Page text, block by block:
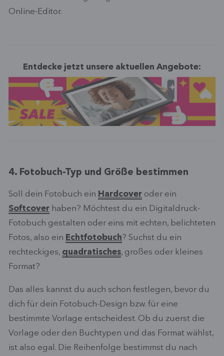
Online-Editor.
Entdecke jetzt unsere aktuellen Angebote:
4. Fotobuch-Typ und Größe bestimmen
Soll dein Fotobuch ein Hardcover oder ein
Softcover haben? Möchtest du ein Digitaldruck-
Fotobuch gestalten oder eins mit echten, belichteten
Fotos, also ein Echtfotobuch? Suchst du ein
rechteckiges, quadratisches, großes oder kleines
Format?
Das alles kannst du auch schon festlegen, bevor du
dich für dein Fotobuch-Design bzw. für eine
bestimmte Vorlage entscheidest. Ob du zuerst die
Vorlage oder den Buchtypen und das Format wählst,
ist also egal. Die Reihenfolge bestimmst du nach